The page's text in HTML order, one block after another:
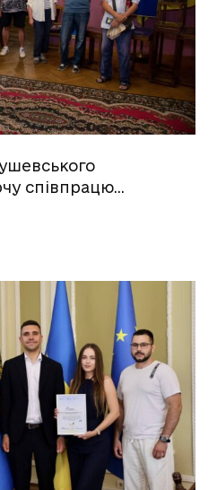
співпрацю…